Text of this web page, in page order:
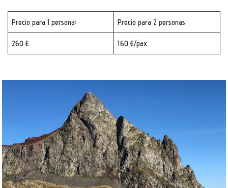
Precio para 1 persona: Precio para 2 personas:
260 € 160 €/pax